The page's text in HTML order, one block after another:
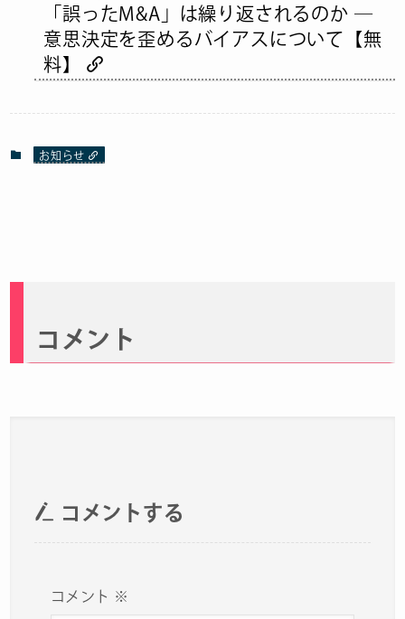
「誤ったM&A」は繰り返されるのか ―
意思決定を歪めるバイアスについて【無
料】
お知らせ
コメント
コメントする
コメント ※